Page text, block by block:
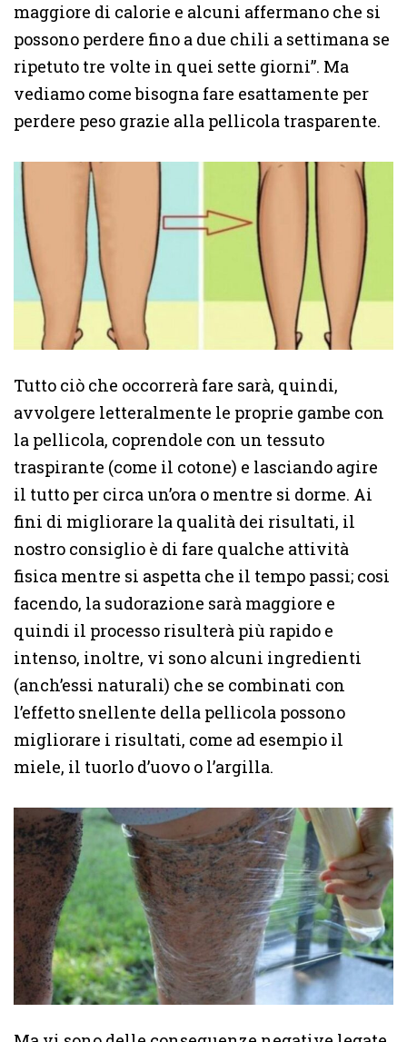
maggiore di calorie e alcuni affermano che si
possono perdere fino a due chili a settimana se
ripetuto tre volte in quei sette giorni”. Ma
vediamo come bisogna fare esattamente per
perdere peso grazie alla pellicola trasparente.
Tutto ciò che occorrerà fare sarà, quindi,
avvolgere letteralmente le proprie gambe con
la pellicola, coprendole con un tessuto
traspirante (come il cotone) e lasciando agire
il tutto per circa un’ora o mentre si dorme. Ai
fini di migliorare la qualità dei risultati, il
nostro consiglio è di fare qualche attività
fisica mentre si aspetta che il tempo passi; cosi
facendo, la sudorazione sarà maggiore e
quindi il processo risulterà più rapido e
intenso, inoltre, vi sono alcuni ingredienti
(anch’essi naturali) che se combinati con
l’effetto snellente della pellicola possono
migliorare i risultati, come ad esempio il
miele, il tuorlo d’uovo o l’argilla.